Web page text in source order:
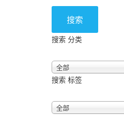
搜索
搜索 分类
全部
搜索 标签
全部